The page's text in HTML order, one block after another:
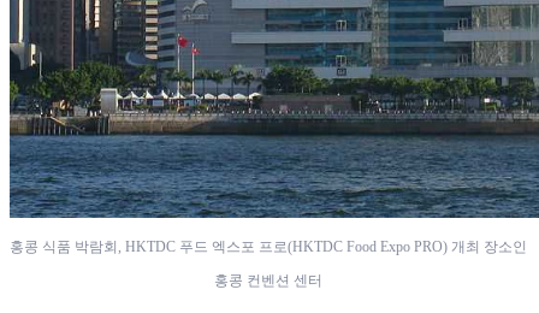
홍콩 식품 박람회, HKTDC 푸드 엑스포 프로(HKTDC Food Expo PRO) 개최 장소인
홍콩 컨벤션 센터